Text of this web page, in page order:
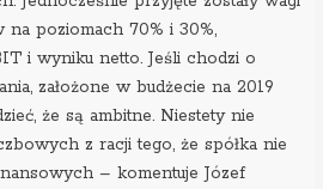
na poziomach 70% i 30%,
i wyniku netto. Jeśli chodzi o
założone w budżecie na 2019
że są ambitne. Niestety nie
z racji tego, że spółka nie
– komentuje Józef